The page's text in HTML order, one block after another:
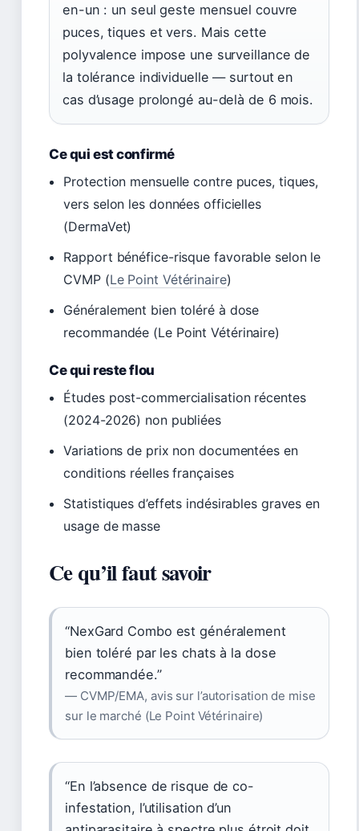
en-un : un seul geste mensuel couvre
puces, tiques et vers. Mais cette
polyvalence impose une surveillance de
la tolérance individuelle — surtout en
cas d’usage prolongé au-delà de 6 mois.
Ce qui est confirmé
Protection mensuelle contre puces, tiques,
vers selon les données officielles
(DermaVet)
Rapport bénéfice-risque favorable selon le
CVMP (Le Point Vétérinaire)
Généralement bien toléré à dose
recommandée (Le Point Vétérinaire)
Ce qui reste flou
Études post-commercialisation récentes
(2024-2026) non publiées
Variations de prix non documentées en
conditions réelles françaises
Statistiques d’effets indésirables graves en
usage de masse
Ce qu’il faut savoir
“NexGard Combo est généralement
bien toléré par les chats à la dose
recommandée.”
— CVMP/EMA, avis sur l’autorisation de mise
sur le marché (Le Point Vétérinaire)
“En l’absence de risque de co-
infestation, l’utilisation d’un